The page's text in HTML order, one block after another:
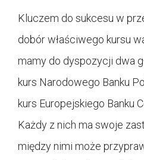
Kluczem do sukcesu w
dobór właściwego kursu
mamy do dyspozycji dwa
kurs Narodowego Banku
kurs Europejskiego Banku
Każdy z nich ma swoje
między nimi może